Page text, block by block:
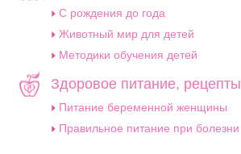
C рождения до года
Животный мир для детей
Методики обучения детей
Здоровое питание, рецепты
Питание беременной женщины
Правильное питание при болезни